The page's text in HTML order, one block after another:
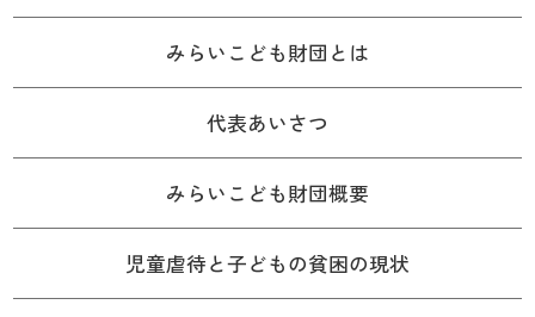
みらいこども財団とは
代表あいさつ
みらいこども財団概要
児童虐待と子どもの貧困の現状